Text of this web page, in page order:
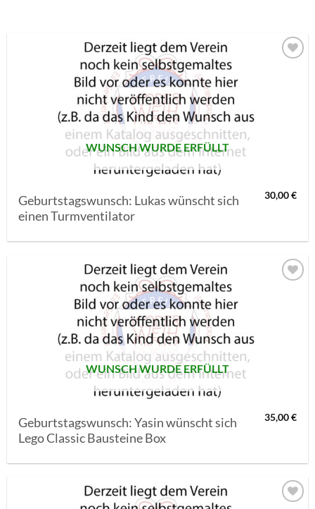
WUNSCH WURDE ERFÜLLT
Geburtstagswunsch: Lukas wünscht sich
einen Turmventilator
30,00€
WUNSCH WURDE ERFÜLLT
Geburtstagswunsch: Yasin wünscht sich
Lego Classic Bausteine Box
35,00€